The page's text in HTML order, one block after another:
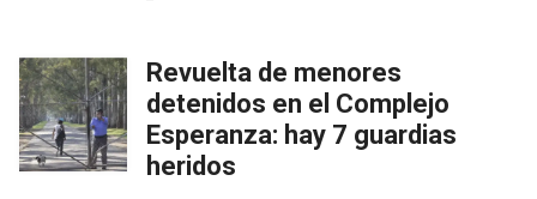
Revuelta de menores
detenidos en el Complejo
Esperanza: hay 7 guardias
heridos